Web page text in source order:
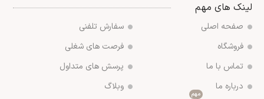
لینک های مهم
صفحه اصلی
فروشگاه
تماس با ما
درباره ما
مهم
سفارش تلفنی
فرصت های شغلی
پرسش های متداول
وبلاگ